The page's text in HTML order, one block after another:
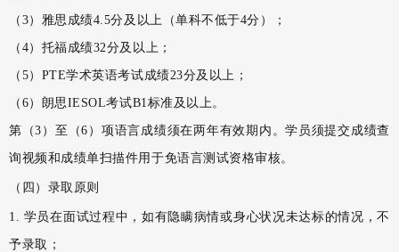
（3）雅思成绩4.5分及以上（单科不低于4分）；
（4）托福成绩32分及以上；
（5）PTE学术英语考试成绩23分及以上；
（6）朗思IESOL考试B1标准及以上。
第（3）至（6）项语言成绩须在两年有效期内。学员须提交成绩查
询视频和成绩单扫描件用于免语言测试资格审核。
（四）录取原则
1. 学员在面试过程中，如有隐瞒病情或身心状况未达标的情况，不
予录取；